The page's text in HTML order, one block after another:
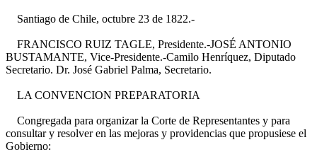
Santiago de Chile, octubre 23 de 1822.-
FRANCISCO RUIZ TAGLE, Presidente.-JOSÉ ANTONIO
BUSTAMANTE, Vice-Presidente.-Camilo Henríquez, Diputado
Secretario. Dr. José Gabriel Palma, Secretario.
LA CONVENCION PREPARATORIA
Congregada para organizar la Corte de Representantes y para
consultar y resolver en las mejoras y providencias que propusiese el
Gobierno: